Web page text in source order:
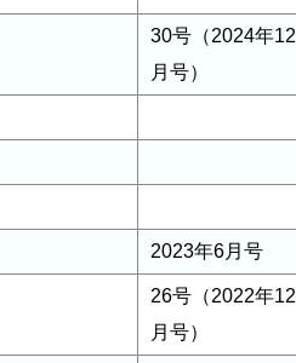
30号（2024年12
月号）
2023年6月号
26号（2022年12
月号）